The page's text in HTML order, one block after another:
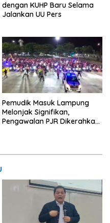
dengan KUHP Baru Selama
Jalankan UU Pers
Pemudik Masuk Lampung
Melonjak Signifikan,
Pengawalan PJR Dikerahkan,